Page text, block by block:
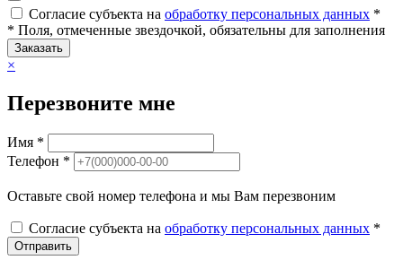
Согласие субъекта на обработку персональных данных *
* Поля, отмеченные звездочкой, обязательны для заполнения
Заказать
×
Перезвоните мне
Имя *
Телефон *
Оставьте свой номер телефона и мы Вам перезвоним
Согласие субъекта на обработку персональных данных *
Отправить